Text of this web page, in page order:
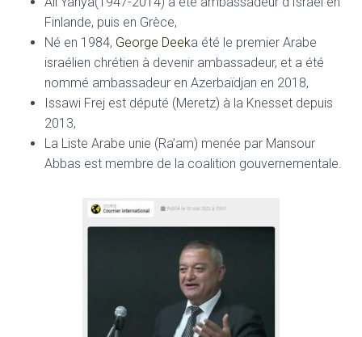
Finlande, puis en Grèce,
Né en 1984, George Deeka été le premier Arabe
israélien chrétien à devenir ambassadeur, et a été
nommé ambassadeur en Azerbaïdjan en 2018,
Issawi Frej est député (Meretz) à la Knesset depuis
2013,
La Liste Arabe unie (Ra’am) menée par Mansour
Abbas est membre de la coalition gouvernementale.